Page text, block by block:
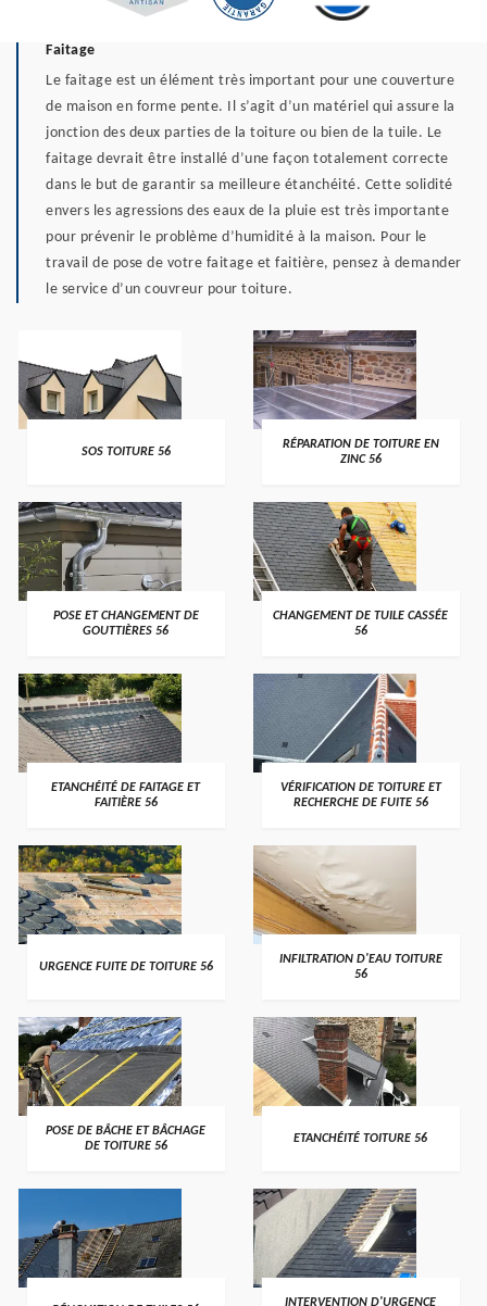
Faitage
Le faitage est un élément très important pour une couverture
de maison en forme pente. Il s’agit d’un matériel qui assure la
jonction des deux parties de la toiture ou bien de la tuile. Le
faitage devrait être installé d’une façon totalement correcte
dans le but de garantir sa meilleure étanchéité. Cette solidité
envers les agressions des eaux de la pluie est très importante
pour prévenir le problème d’humidité à la maison. Pour le
travail de pose de votre faitage et faitière, pensez à demander
le service d’un couvreur pour toiture.
>
SOS TOITURE 56 >
RÉPARATION DE TOITURE EN
ZINC 56
>
POSE ET CHANGEMENT DE
GOUTTIÈRES 56
>
CHANGEMENT DE TUILE CASSÉE
56
>
ETANCHÉITÉ DE FAITAGE ET
FAITIÈRE 56
>
VÉRIFICATION DE TOITURE ET
RECHERCHE DE FUITE 56
>
URGENCE FUITE DE TOITURE 56 >
INFILTRATION D'EAU TOITURE
56
>
POSE DE BÂCHE ET BÂCHAGE
DE TOITURE 56
>
ETANCHÉITÉ TOITURE 56
> >
INTERVENTION D'URGENCE